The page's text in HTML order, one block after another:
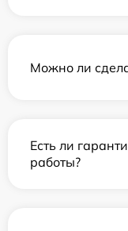
Можно ли
Есть ли
работы?